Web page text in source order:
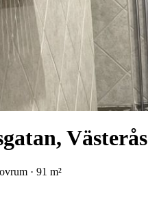
Västerås
· 91 m²